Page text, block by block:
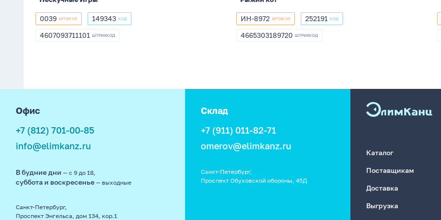
0039
0039 АРТИКУЛ 149343
149343 КОД
4607093711101
4607093711101 ШТРИХКОД
ИН-8972
ИН-8972 АРТИКУЛ 252191
252191 КОД
4665303189720
4665303189720 ШТРИХКОД
Офис
+7 (812) 701-00-85
info@elimkanz.ru
В будние дни — с 9 до 18,
суббота и воскресенье — выходные
Санкт-Петербург,
Проспект Энгельса, дом 134, кор.1
Склад
+7 (911) 011-82-71
omerov@elimkanz.ru
Санкт-Петербург,
Проспект Обуховской обороны, 45Д
Каталог
Поставщикам
Доставка
Выгрузка